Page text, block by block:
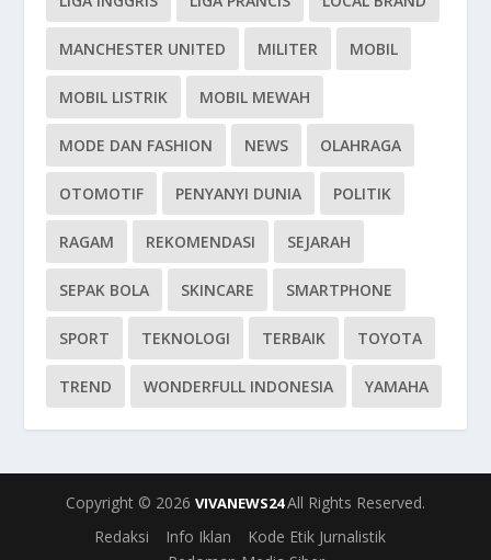
MANCHESTER UNITED MILITER MOBIL
MOBIL LISTRIK MOBIL MEWAH
MODE DAN FASHION NEWS OLAHRAGA
OTOMOTIF PENYANYI DUNIA POLITIK
RAGAM REKOMENDASI SEJARAH
SEPAK BOLA SKINCARE SMARTPHONE
SPORT TEKNOLOGI TERBAIK TOYOTA
TREND WONDERFULL INDONESIA YAMAHA
Copyright © 2026 VIVANEWS24All Rights Reserved.
Redaksi
Info Iklan
Kode Etik Jurnalistik